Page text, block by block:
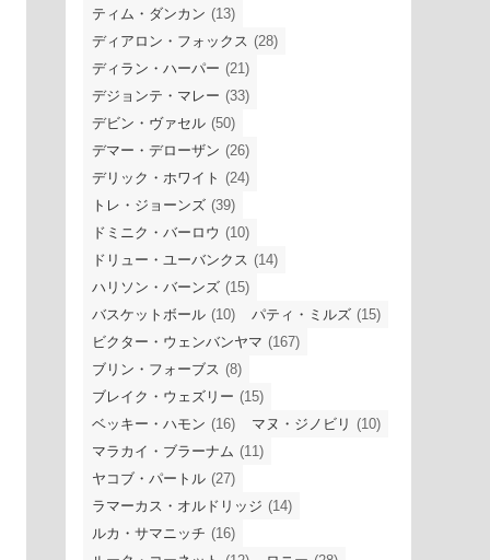
ティム・ダンカン (13)
ディアロン・フォックス (28)
ディラン・ハーパー (21)
デジョンテ・マレー (33)
デビン・ヴァセル (50)
デマー・デローザン (26)
デリック・ホワイト (24)
トレ・ジョーンズ (39)
ドミニク・バーロウ (10)
ドリュー・ユーバンクス (14)
ハリソン・バーンズ (15)
バスケットボール (10) パティ・ミルズ (15)
ビクター・ウェンバンヤマ (167)
ブリン・フォーブス (8)
ブレイク・ウェズリー (15)
ベッキー・ハモン (16) マヌ・ジノビリ (10)
マラカイ・ブラーナム (11)
ヤコブ・パートル (27)
ラマーカス・オルドリッジ (14)
ルカ・サマニッチ (16)